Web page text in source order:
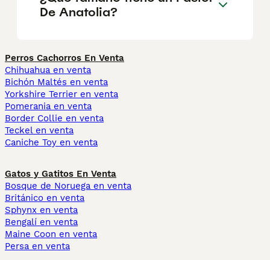
De Anatolia?
Perros Cachorros En Venta
Chihuahua en venta
Bichón Maltés en venta
Yorkshire Terrier en venta
Pomerania en venta
Border Collie en venta
Teckel en venta
Caniche Toy en venta
Gatos y Gatitos En Venta
Bosque de Noruega en venta
Británico en venta
Sphynx en venta
Bengalí en venta
Maine Coon en venta
Persa en venta